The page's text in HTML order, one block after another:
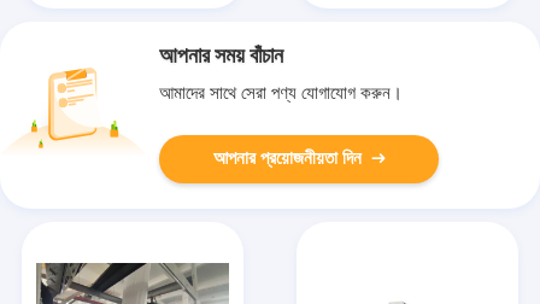
আপনার সময় বাঁচান
আমাদের সাথে সেরা পণ্য যোগাযোগ করুন।
আপনার প্রয়োজনীয়তা দিন